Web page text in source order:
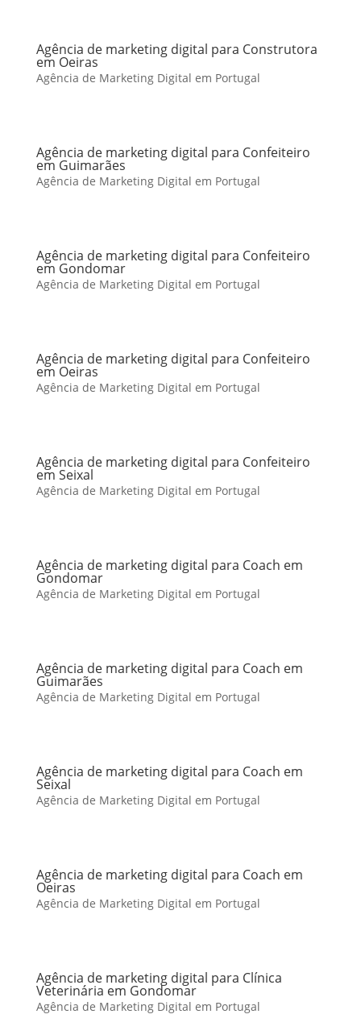
Agência de marketing digital para Construtora
em Oeiras
Agência de Marketing Digital em Portugal
Agência de marketing digital para Confeiteiro
em Guimarães
Agência de Marketing Digital em Portugal
Agência de marketing digital para Confeiteiro
em Gondomar
Agência de Marketing Digital em Portugal
Agência de marketing digital para Confeiteiro
em Oeiras
Agência de Marketing Digital em Portugal
Agência de marketing digital para Confeiteiro
em Seixal
Agência de Marketing Digital em Portugal
Agência de marketing digital para Coach em
Gondomar
Agência de Marketing Digital em Portugal
Agência de marketing digital para Coach em
Guimarães
Agência de Marketing Digital em Portugal
Agência de marketing digital para Coach em
Seixal
Agência de Marketing Digital em Portugal
Agência de marketing digital para Coach em
Oeiras
Agência de Marketing Digital em Portugal
Agência de marketing digital para Clínica
Veterinária em Gondomar
Agência de Marketing Digital em Portugal